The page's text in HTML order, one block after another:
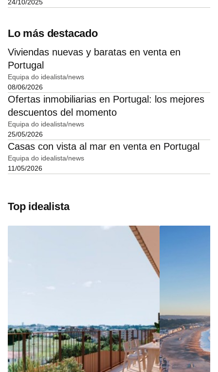
24/10/2025
Lo más destacado
Viviendas nuevas y baratas en venta en
Portugal
Equipa do idealista/news
08/06/2026
Ofertas inmobiliarias en Portugal: los mejores
descuentos del momento
Equipa do idealista/news
25/05/2026
Casas con vista al mar en venta en Portugal
Equipa do idealista/news
11/05/2026
Top idealista